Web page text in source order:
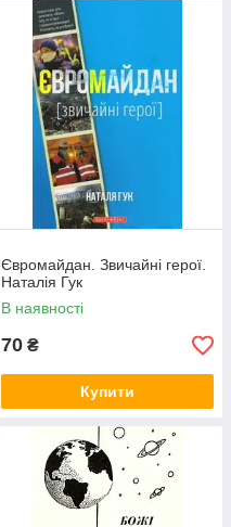
Євромайдан. Звичайні герої.
Наталія Гук
В наявності
70 ₴
Купити